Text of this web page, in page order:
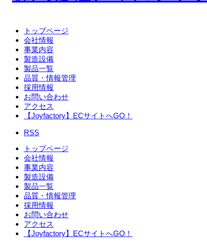
トップページ
会社情報
事業内容
製造設備
製品一覧
品質・情報管理
採用情報
お問い合わせ
アクセス
【Joyfactory】ECサイトへGO！
RSS
トップページ
会社情報
事業内容
製造設備
製品一覧
品質・情報管理
採用情報
お問い合わせ
アクセス
【Joyfactory】ECサイトへGO！